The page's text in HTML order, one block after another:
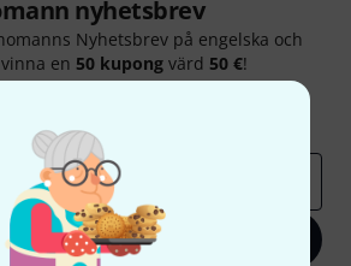
nyhetsbrev
Nyhetsbrev på engelska och
en 50 kupong värd 50 €!
Registrera dig nu